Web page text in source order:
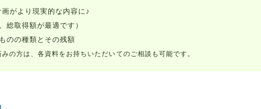
画が より現実的な内容 に♪
総取得額が最適です）
のの種類とその残額
の方は、各資料をお持ちいただいてのご相談も可能です。